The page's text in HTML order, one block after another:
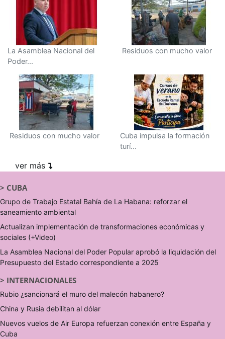
La Asamblea Nacional del
Poder...
Residuos con mucho valor
Residuos con mucho valor
Cuba impulsa la formación
turí...
ver más
> CUBA
Grupo de Trabajo Estatal Bahía de La Habana: reforzar el
saneamiento ambiental
Actualizan implementación de transformaciones económicas y
sociales (+Video)
La Asamblea Nacional del Poder Popular aprobó la liquidación del
Presupuesto del Estado correspondiente a 2025
> INTERNACIONALES
Rubio ¿sancionará el muro del malecón habanero?
China y Rusia debilitan al dólar
Nuevos vuelos de Air Europa refuerzan conexión entre España y
Cuba